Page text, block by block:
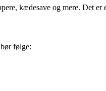
kædesave og mere. Det
følge: